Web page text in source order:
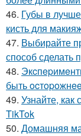
46. Губы в
кисть для
47. Выбирайте
способ сделать
48.
быть
49. Узнайте, как
TikTok
50. Домашняя